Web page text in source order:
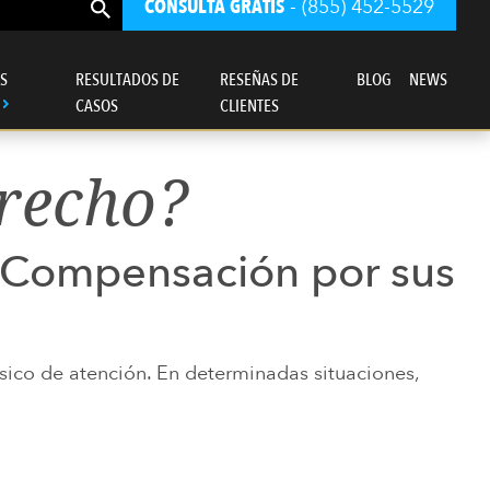
CONSULTA GRATIS - (855) 452-5529
RESULTADOS DE
CASOS
RESEÑAS DE
CLIENTES
BLOG NEWS
por sus
de atención. En determinadas situaciones,